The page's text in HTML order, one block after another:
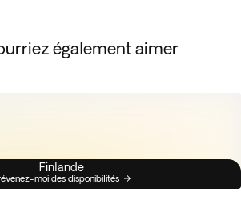
également aimer
Finlande
moi des disponibilités